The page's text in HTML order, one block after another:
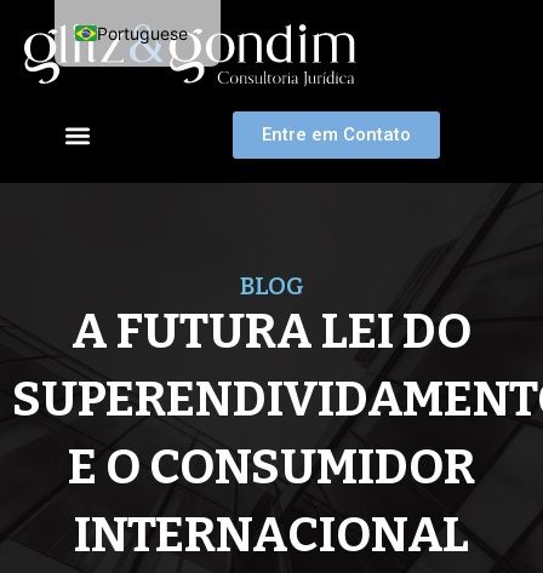
para
Entre em Contato
BLOG
A FUTURA LEI DO
E O CONSUMIDOR
INTERNACIONAL
Portuguese
English